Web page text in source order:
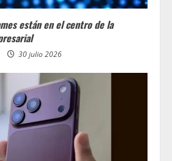
están en el centro de la
30 julio 2026